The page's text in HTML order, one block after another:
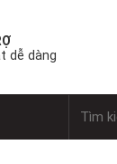
dễ dàng
kiếm: